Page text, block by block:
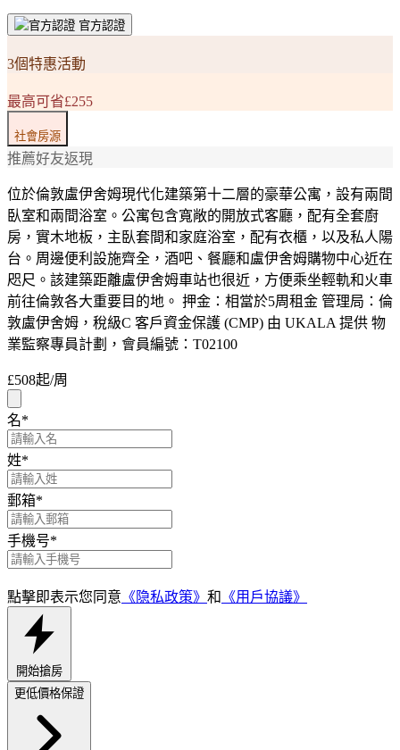
官方認證
3個特惠活動
最高可省£255
社會房源
推薦好友返現
位於倫敦盧伊舍姆現代化建築第十二層的豪華公寓，設有兩間
臥室和兩間浴室。公寓包含寬敞的開放式客廳，配有全套廚
房，實木地板，主臥套間和家庭浴室，配有衣櫃，以及私人陽
台。周邊便利設施齊全，酒吧、餐廳和盧伊舍姆購物中心近在
咫尺。該建築距離盧伊舍姆車站也很近，方便乘坐輕軌和火車
前往倫敦各大重要目的地。 押金：相當於5周租金 管理局：倫
敦盧伊舍姆，稅級C 客戶資金保護 (CMP) 由 UKALA 提供 物
業監察專員計劃，會員編號：T02100
£508起/周
名*
姓*
郵箱*
手機号*
點擊即表示您同意 《隐私政策》 和 《用戶協議》
開始搶房
更低價格保證